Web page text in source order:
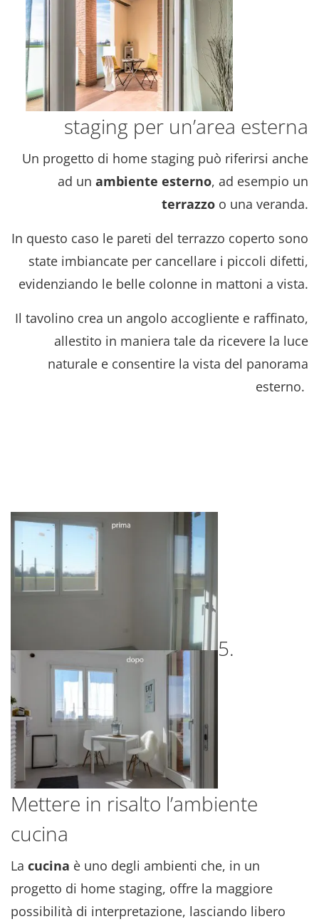
staging per un’area esterna
Un progetto di home staging può riferirsi anche
ad un ambiente esterno, ad esempio un
terrazzo o una veranda.
In questo caso le pareti del terrazzo coperto sono
state imbiancate per cancellare i piccoli difetti,
evidenziando le belle colonne in mattoni a vista.
Il tavolino crea un angolo accogliente e raffinato,
allestito in maniera tale da ricevere la luce
naturale e consentire la vista del panorama
esterno.
5.
Mettere in risalto l’ambiente
cucina
La cucina è uno degli ambienti che, in un
progetto di home staging, offre la maggiore
possibilità di interpretazione, lasciando libero